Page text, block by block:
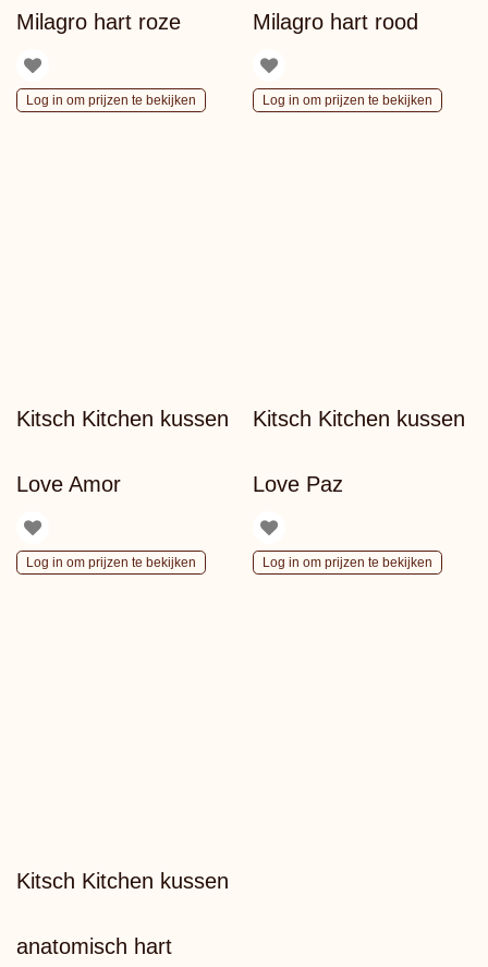
Milagro hart roze
Log in om prijzen te bekijken
Milagro hart rood
Log in om prijzen te bekijken
Kitsch Kitchen kussen
Love Amor
Log in om prijzen te bekijken
Kitsch Kitchen kussen
Love Paz
Log in om prijzen te bekijken
Kitsch Kitchen kussen
anatomisch hart